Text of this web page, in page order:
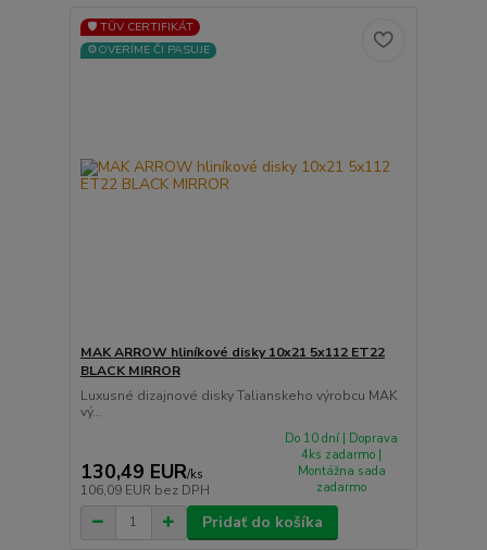
🛡️ TÜV CERTIFIKÁT
⚙️OVERÍME ČI PASUJE
MAK ARROW hliníkové disky 10x21 5x112 ET22
BLACK MIRROR
Luxusné dizajnové disky Talianskeho výrobcu MAK
vý...
130,49 EUR/ks
106,09 EUR bez DPH
Do 10 dní | Doprava
4ks zadarmo |
Montážna sada
zadarmo
Pridať do košíka